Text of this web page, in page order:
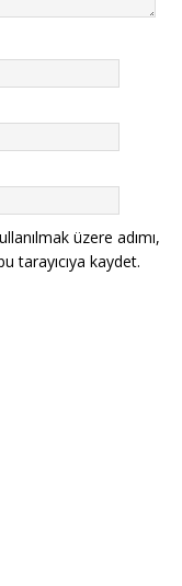
üzere adımı,
tarayıcıya kaydet.